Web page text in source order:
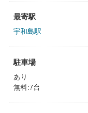
最寄駅
宇和島駅
駐車場
あり
無料:7台